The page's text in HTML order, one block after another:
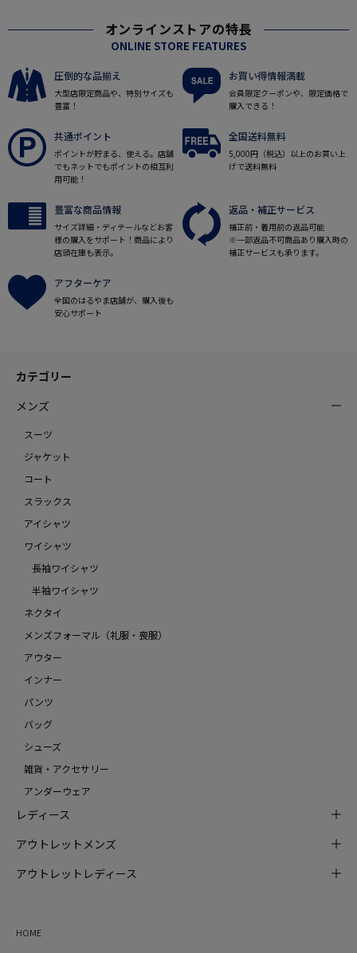
オンラインストアの特長
ONLINE STORE FEATURES
圧倒的な品揃え
大型店限定商品や、特別サイズも
豊富！
お買い得情報満載
会員限定クーポンや、限定価格で
購入できる！
共通ポイント
ポイントが貯まる、使える。店舗
でもネットでもポイントの相互利
用可能！
全国送料無料
5,000円（税込）以上のお買い上
げで送料無料
豊富な商品情報
サイズ詳細・ディテールなどお客
様の購入をサポート！商品により
店頭在庫も表示。
返品・補正サービス
補正前・着用前の返品可能
※一部返品不可商品あり購入時の
補正サービスも承ります。
アフターケア
全国のはるやま店舗が、購入後も
安心サポート
カテゴリー
メンズ
スーツ
ジャケット
コート
スラックス
アイシャツ
ワイシャツ
長袖ワイシャツ
半袖ワイシャツ
ネクタイ
メンズフォーマル（礼服・喪服）
アウター
インナー
パンツ
バッグ
シューズ
雑貨・アクセサリー
アンダーウェア
レディース
アウトレットメンズ
アウトレットレディース
HOME